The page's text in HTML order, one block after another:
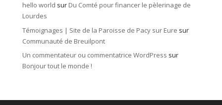
hello world sur Du Comté pour financer le pèlerinage de
Lourdes
Témoignages | Site de la Paroisse de Pacy sur Eure sur
Communauté de Breuilpont
Un commentateur ou commentatrice WordPress sur
Bonjour tout le monde !